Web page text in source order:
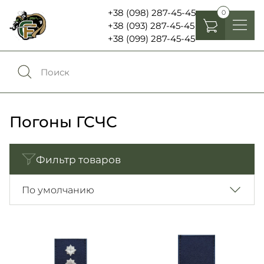
+38 (098) 287-45-45
+38 (093) 287-45-45
+38 (099) 287-45-45
0
Избранное0
Войти
RU UA
Аксесуары
Фонари, бинокли и елементы питания
Шевроны, патчи , нашивки
Погоны ГСЧС
Фильтр товаров
По умолчанию